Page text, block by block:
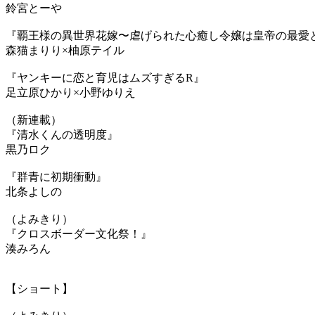
鈴宮とーや
『覇王様の異世界花嫁〜虐げられた心癒し令嬢は皇帝の最愛
森猫まりり×柚原テイル
『ヤンキーに恋と育児はムズすぎるR』
足立原ひかり×小野ゆりえ
（新連載）
『清水くんの透明度』
黒乃ロク
『群青に初期衝動』
北条よしの
（よみきり）
『クロスボーダー文化祭！』
湊みろん
【ショート】